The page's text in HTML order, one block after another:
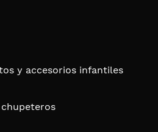
y accesorios infantiles
chupeteros